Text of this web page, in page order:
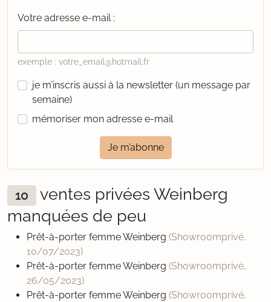
Votre adresse e-mail :
exemple : votre_email@hotmail.fr
je m’inscris aussi à la newsletter (un message par
semaine)
mémoriser mon adresse e-mail
Je m’abonne
10
ventes privées Weinberg
manquées de peu
Prêt-à-porter femme Weinberg (Showroomprivé,
10/07/2023)
Prêt-à-porter femme Weinberg (Showroomprivé,
26/05/2023)
Prêt-à-porter femme Weinberg (Showroomprivé,